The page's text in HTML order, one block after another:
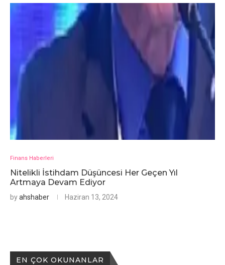
Finans Haberleri
Nitelikli İstihdam Düşüncesi Her Geçen Yıl
Artmaya Devam Ediyor
byahshaber Haziran 13, 2024
EN ÇOK OKUNANLAR